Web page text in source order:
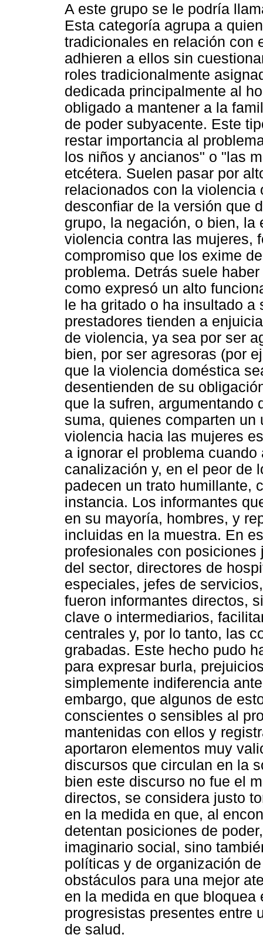
A este grupo se le podría
Esta categoría agrupa a
tradicionales en relación con
adhieren a ellos sin
roles tradicionalmente
dedicada principalmente al
obligado a mantener a la
de poder subyacente. Este
restar importancia al
los niños y ancianos" o "las
etcétera. Suelen pasar por
relacionados con la
desconfiar de la versión que
grupo, la negación, o bien,
violencia contra las mujeres,
compromiso que los exime
problema. Detrás suele
como expresó un alto
le ha gritado o ha insultado
prestadores tienden a
de violencia, ya sea por ser
bien, por ser agresoras (por
que la violencia doméstica
desentienden de su
que la sufren, argumentando
suma, quienes comparten
violencia hacia las mujeres
a ignorar el problema
canalización y, en el peor de
padecen un trato humillante,
instancia. Los informantes
en su mayoría, hombres, y
incluidas en la muestra. En
profesionales con
del sector, directores de
especiales, jefes de
fueron informantes directos,
clave o intermediarios,
centrales y, por lo tanto, las
grabadas. Este hecho pudo
para expresar burla,
simplemente indiferencia
embargo, que algunos de
conscientes o sensibles al
mantenidas con ellos y
aportaron elementos muy
discursos que circulan en la
bien este discurso no fue el
directos, se considera justo
en la medida en que, al
detentan posiciones de
imaginario social, sino
políticas y de organización
obstáculos para una mejor
en la medida en que
progresistas presentes entre
de salud.